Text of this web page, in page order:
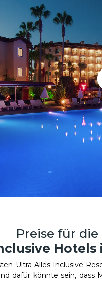
Preise für
Hotels
Ultra-Alles-Inclusive-
dafür könnte sein,